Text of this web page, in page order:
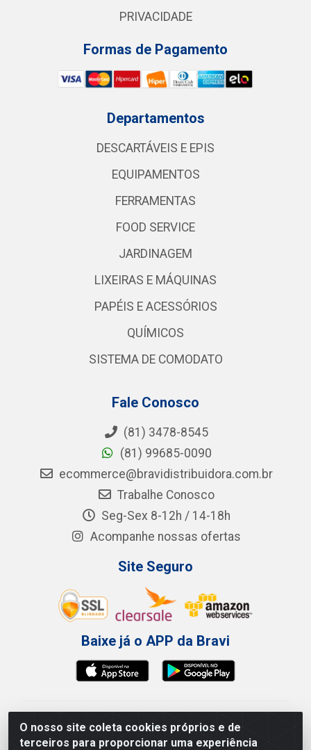
O nosso site coleta cookies próprios e de
terceiros para proporcionar uma experiência
PRIVACIDADE
Formas de Pagamento
Departamentos
DESCARTÁVEIS E EPIS
EQUIPAMENTOS
FERRAMENTAS
FOOD SERVICE
JARDINAGEM
LIXEIRAS E MÁQUINAS
PAPÉIS E ACESSÓRIOS
QUÍMICOS
SISTEMA DE COMODATO
Fale Conosco
(81) 3478-8545
(81) 99685-0090
ecommerce@bravidistribuidora.com.br
Trabalhe Conosco
Seg-Sex 8-12h / 14-18h
Acompanhe nossas ofertas
Site Seguro
Baixe já o APP da Bravi
Bravi Consumíveis de Higiene e Descartáveis EIRELI -
CNPJ 19.457.137/0001-06